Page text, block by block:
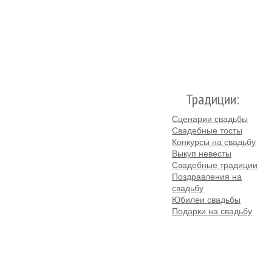
Традиции:
Сценарии свадьбы
Свадебные тосты
Конкурсы на свадьбу
Выкуп невесты
Свадебные традиции
Поздравления на
свадьбу
Юбилеи свадьбы
Подарки на свадьбу